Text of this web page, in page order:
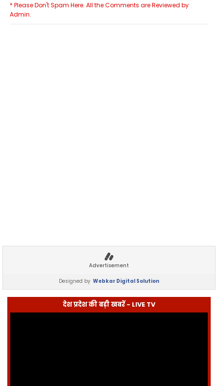
* Please Don't Spam Here. All the Comments are Reviewed by
Admin.
Advertisement
Designed by Webkar Digital Solution
देश प्रदेश की बड़ी खबरें - LIVE TV